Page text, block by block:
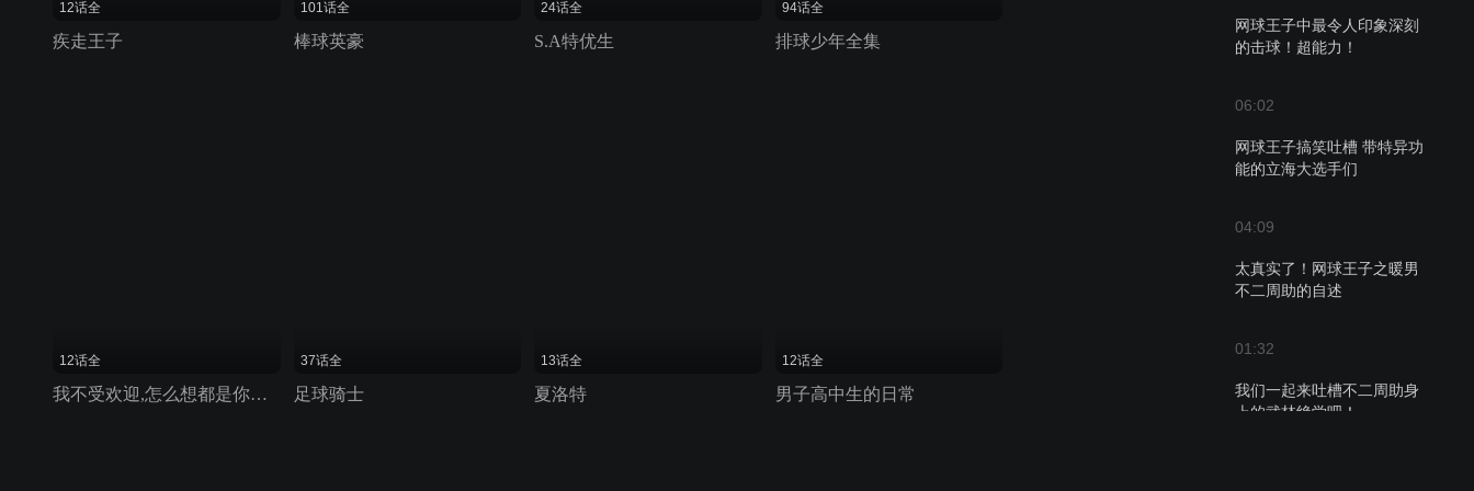
网球王子中最令人印象深刻
的击球！超能力！
06:02
网球王子搞笑吐槽 带特异功
能的立海大选手们
04:09
太真实了！网球王子之暖男
不二周助的自述
01:32
我们一起来吐槽不二周助身
上的武林绝学吧！
12话全
疾走王子
101话全
棒球英豪
24话全
S.A特优生
94话全
排球少年全集
12话全
我不受欢迎,怎么想都是你们的错!
37话全
足球骑士
13话全
夏洛特
12话全
男子高中生的日常